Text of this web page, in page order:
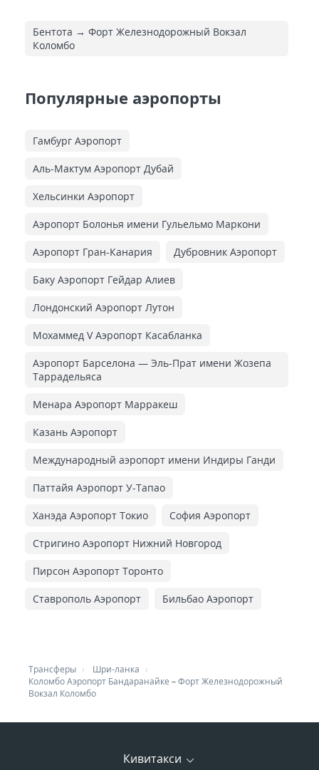
Бентота → Форт Железнодорожный Вокзал
Коломбо
Популярные аэропорты
Гамбург Аэропорт
Аль-Мактум Аэропорт Дубай
Хельсинки Аэропорт
Аэропорт Болонья имени Гульельмо Маркони
Аэропорт Гран-Канария Дубровник Аэропорт
Баку Аэропорт Гейдар Алиев
Лондонский Аэропорт Лутон
Мохаммед V Аэропорт Касабланка
Аэропорт Барселона — Эль-Прат имени Жозепа
Таррадельяса
Менара Аэропорт Марракеш
Казань Аэропорт
Международный аэропорт имени Индиры Ганди
Паттайя Аэропорт У-Тапао
Ханэда Аэропорт Токио София Аэропорт
Стригино Аэропорт Нижний Новгород
Пирсон Аэропорт Торонто
Ставрополь Аэропорт Бильбао Аэропорт
Трансферы
Шри-ланка
Коломбо Аэропорт Бандаранайке –Форт Железнодорожный
Вокзал Коломбо
Кивитакси